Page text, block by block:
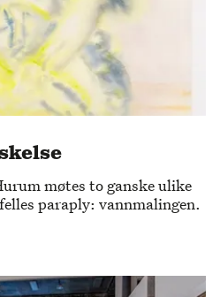
møtes to ganske ulike
paraply: vannmalingen.